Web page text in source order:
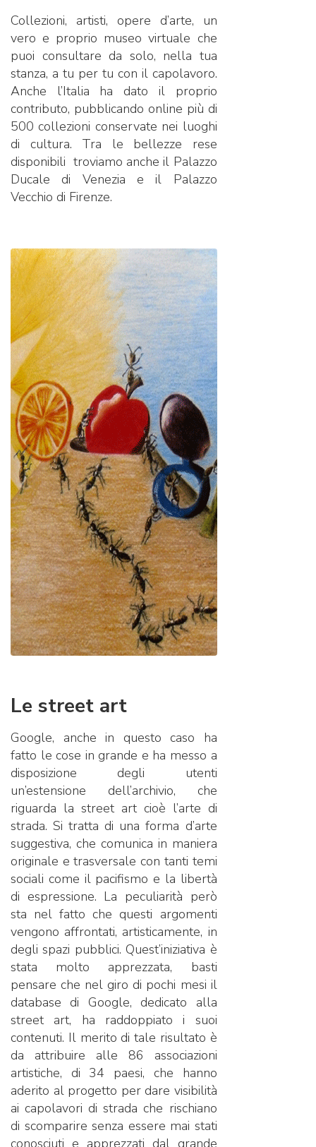
Collezioni, artisti, opere d’arte, un
vero e proprio museo virtuale che
puoi consultare da solo, nella tua
stanza, a tu per tu con il capolavoro.
Anche l’Italia ha dato il proprio
contributo, pubblicando online più di
500 collezioni conservate nei luoghi
di cultura. Tra le bellezze rese
disponibili troviamo anche il Palazzo
Ducale di Venezia e il Palazzo
Vecchio di Firenze.
Le street art
Google, anche in questo caso ha
fatto le cose in grande e ha messo a
disposizione degli utenti
un’estensione dell’archivio, che
riguarda la street art cioè l’arte di
strada. Si tratta di una forma d’arte
suggestiva, che comunica in maniera
originale e trasversale con tanti temi
sociali come il pacifismo e la libertà
di espressione. La peculiarità però
sta nel fatto che questi argomenti
vengono affrontati, artisticamente, in
degli spazi pubblici. Quest’iniziativa è
stata molto apprezzata, basti
pensare che nel giro di pochi mesi il
database di Google, dedicato alla
street art, ha raddoppiato i suoi
contenuti. Il merito di tale risultato è
da attribuire alle 86 associazioni
artistiche, di 34 paesi, che hanno
aderito al progetto per dare visibilità
ai capolavori di strada che rischiano
di scomparire senza essere mai stati
conosciuti e apprezzati dal grande